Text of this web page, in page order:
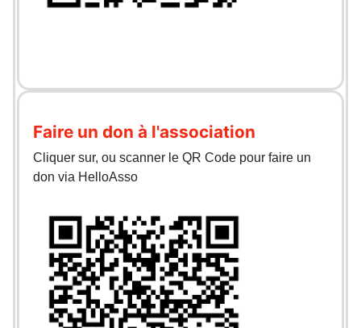
Faire un don à l'association
Cliquer sur, ou scanner le QR Code pour faire un
don via HelloAsso